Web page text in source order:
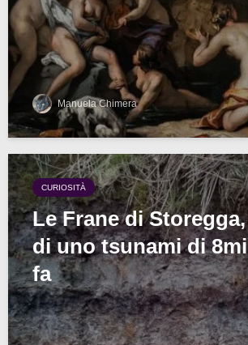
Manuela Chimera
CURIOSITÀ
Le Frane di
di uno tsunami di
fa